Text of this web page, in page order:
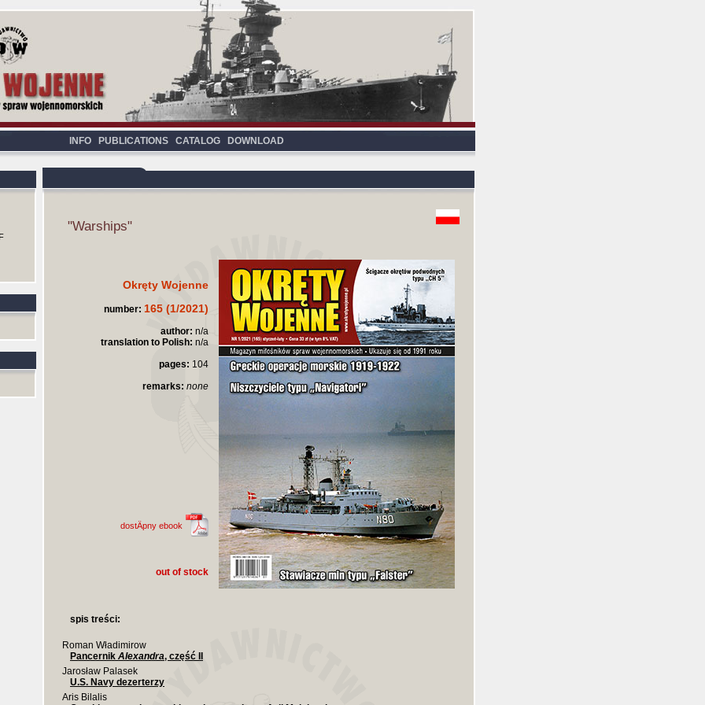
INFO PUBLICATIONS CATALOG DOWNLOAD
"Warships"
Okręty Wojenne
number: 165 (1/2021)
author: n/a
translation to Polish: n/a
pages: 104
remarks: none
dostÄpny ebook
out of stock
spis treści:
Roman Władimirow
Pancernik Alexandra, część II
Jarosław Palasek
U.S. Navy dezerterzy
Aris Bilalis